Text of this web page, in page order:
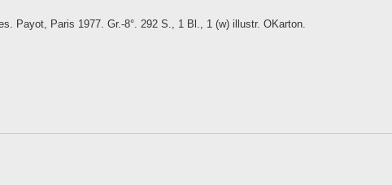
Payot, Paris 1977. Gr.-8°. 292 S., 1 Bl., 1 (w) illustr. OKarton.